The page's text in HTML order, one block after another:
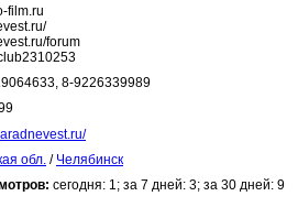
film.ru
forum
8-9226339989
обл. / Челябинск
сегодня: 1; за 7 дней: 3; за 30 дней: 9